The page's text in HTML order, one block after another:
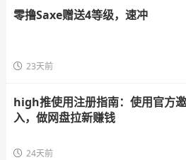
零撸Saxe赠送4等级，速冲
23天前
high推使用注册指南：使用官方
入，做网盘拉新赚钱
24天前